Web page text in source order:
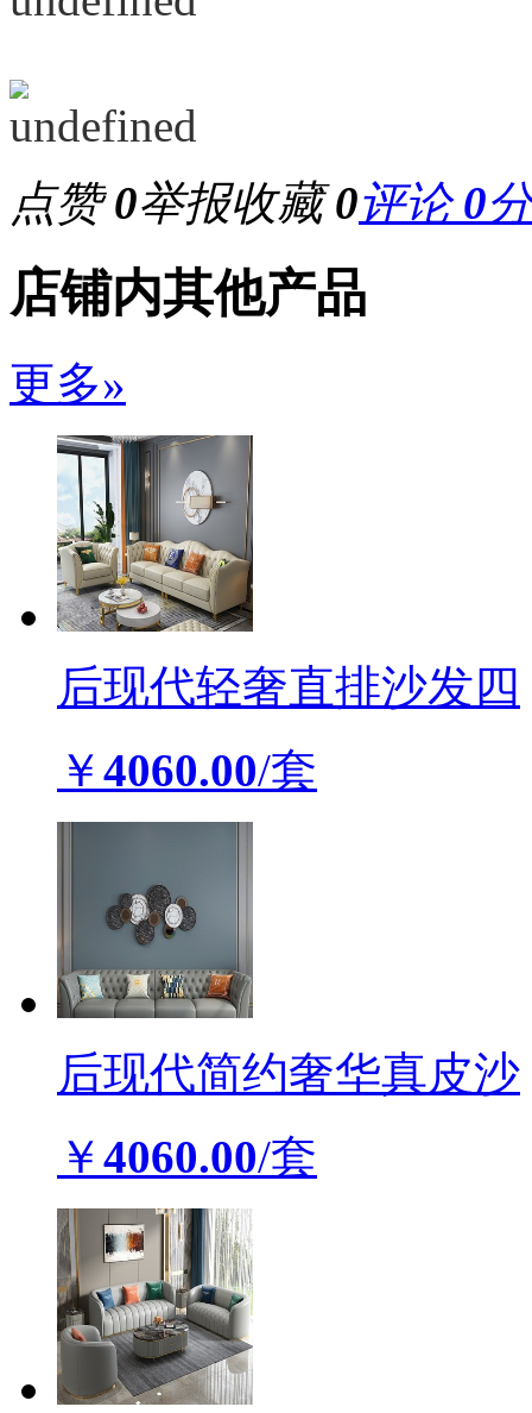
点赞0举报收藏0评论0
店铺内其他产品
更多»
后现代轻奢直排沙发四
￥4060.00/套
后现代简约奢华真皮沙
￥4060.00/套